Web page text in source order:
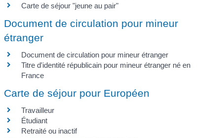
Carte de séjour "jeune au pair"
Document de circulation pour mineur
étranger
Document de circulation pour mineur étranger
Titre d'identité républicain pour mineur étranger né en
France
Carte de séjour pour Européen
Travailleur
Étudiant
Retraité ou inactif